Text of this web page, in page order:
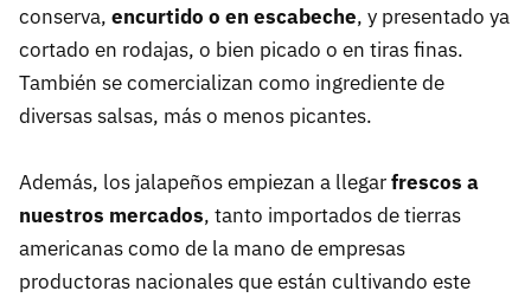
conserva, encurtido o en escabeche, y presentado ya
cortado en rodajas, o bien picado o en tiras finas.
También se comercializan como ingrediente de
diversas salsas, más o menos picantes.
Además, los jalapeños empiezan a llegarfrescos a
nuestros mercados, tanto importados de tierras
americanas como de la mano de empresas
productoras nacionales que están cultivando este